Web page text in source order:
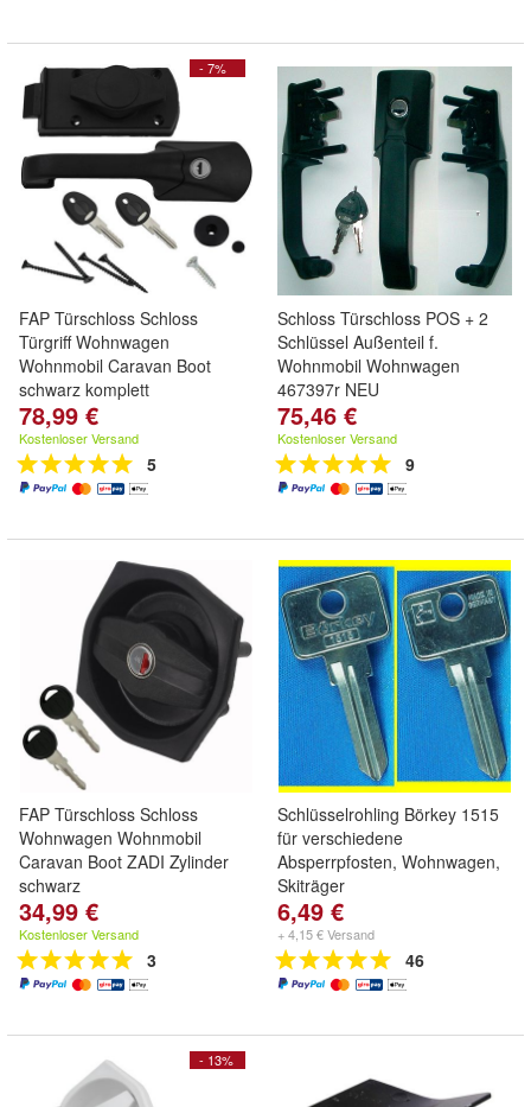
- 7%
FAP Türschloss Schloss
Türgriff Wohnwagen
Wohnmobil Caravan Boot
schwarz komplett
78,99 €
Kostenloser Versand
5
Schloss Türschloss POS + 2
Schlüssel Außenteil f.
Wohnmobil Wohnwagen
467397r NEU
75,46 €
Kostenloser Versand
9
FAP Türschloss Schloss
Wohnwagen Wohnmobil
Caravan Boot ZADI Zylinder
schwarz
34,99 €
Kostenloser Versand
3
Schlüsselrohling Börkey 1515
für verschiedene
Absperrpfosten, Wohnwagen,
Skiträger
6,49 €
+ 4,15 € Versand
46
- 13%